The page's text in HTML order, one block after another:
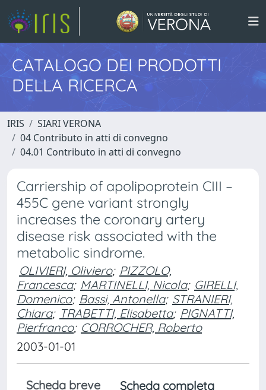
CATALOGO DEI PRODOTTI
DELLA RICERCA
IRIS
SIARI VERONA
04 Contributo in atti di convegno
04.01 Contributo in atti di convegno
Carriership of apolipoprotein CIII –
455C gene variant strongly
increases the coronary artery
disease risk associated with the
metabolic sindrome.
OLIVIERI, Oliviero; PIZZOLO,
Francesca; MARTINELLI, Nicola; GIRELLI,
Domenico; Bassi, Antonella; STRANIERI,
Chiara; TRABETTI, Elisabetta; PIGNATTI,
Pierfranco; CORROCHER, Roberto
2003-01-01
Scheda breve
Scheda completa